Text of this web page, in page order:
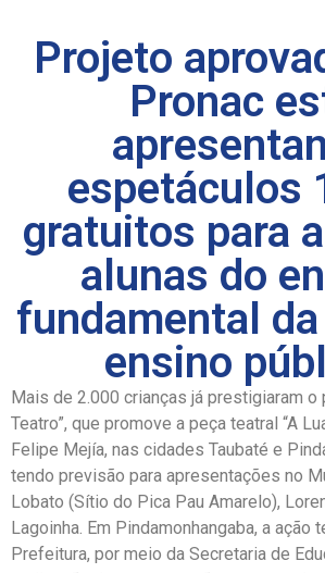
Projeto
Pronac
espetáculos
gratuitos para
alunas do
fundamental
ensino
Mais de 2.000 crianças já prestigiaram o
Teatro”, que promove a peça teatral “A
Felipe Mejía, nas cidades Taubaté e
tendo previsão para apresentações no
Lobato (Sítio do Pica Pau Amarelo),
Lagoinha. Em Pindamonhangaba, a ação
Prefeitura, por meio da Secretaria de